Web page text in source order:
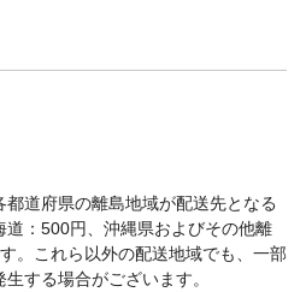
道府県の離島地域が配送先となる
：500円、沖縄県およびその他離
。これら以外の配送地域でも、一部
する場合がございます。